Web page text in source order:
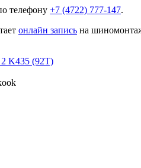
телефону +7 (4722) 777-147.
онлайн запись на
K435 (92T)